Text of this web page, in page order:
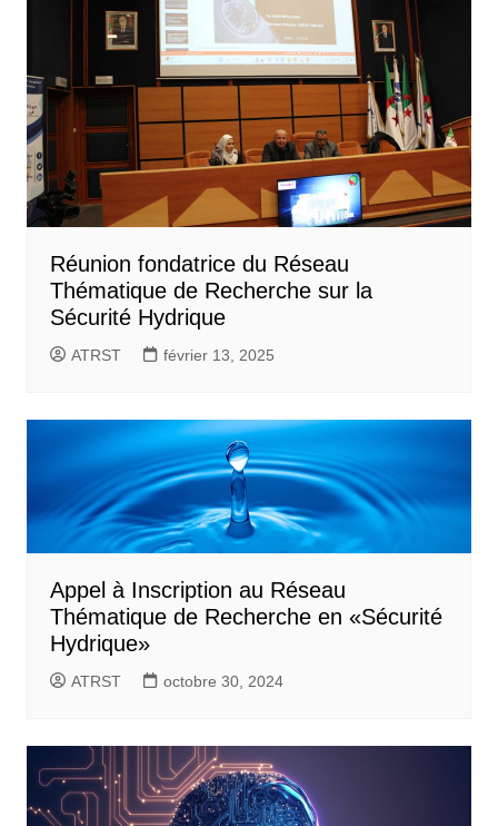
Réunion fondatrice du Réseau
Thématique de Recherche sur la
Sécurité Hydrique
ATRST février 13, 2025
Appel à Inscription au Réseau
Thématique de Recherche en «Sécurité
Hydrique»
ATRST octobre 30, 2024